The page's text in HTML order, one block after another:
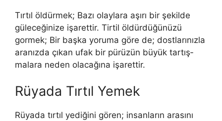
Tırtıl öldürmek; Bazı olaylara aşırı bir şekilde
güleceğinize işarettir. Tirtil öldürdüğünüzü
gormek; Bir başka yoruma göre de; dostlarınızla
aranızda çıkan ufak bir pürüzün büyük tartış­
malara neden olacağına işarettir.
Rüyada Tırtıl Yemek
Rüyada tırtıl yediğini gören; insanların arasını